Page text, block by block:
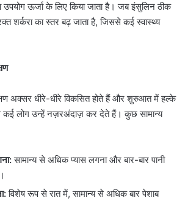
ऊर्जा के लिए किया जाता है। जब इंसुलिन ठीक
शर्करा का स्तर बढ़ जाता है, जिससे कई स्वास्थ्य
अक्सर धीरे-धीरे विकसित होते हैं और शुरुआत में हल्के
लोग उन्हें नज़रअंदाज़ कर देते हैं। कुछ सामान्य
सामान्य से अधिक प्यास लगना और बार-बार पानी
विशेष रूप से रात में, सामान्य से अधिक बार पेशाब